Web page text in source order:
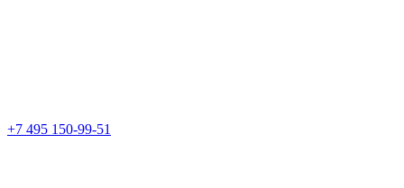
+7 495 150-99-51